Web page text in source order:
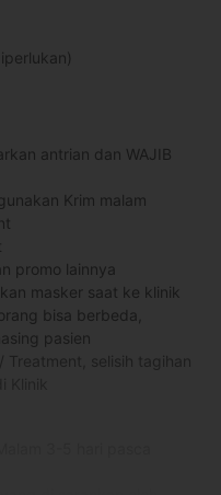
antrian dan WAJIB
Krim malam
promo lainnya
masker saat ke klinik
bisa berbeda,
pasien
selisih tagihan